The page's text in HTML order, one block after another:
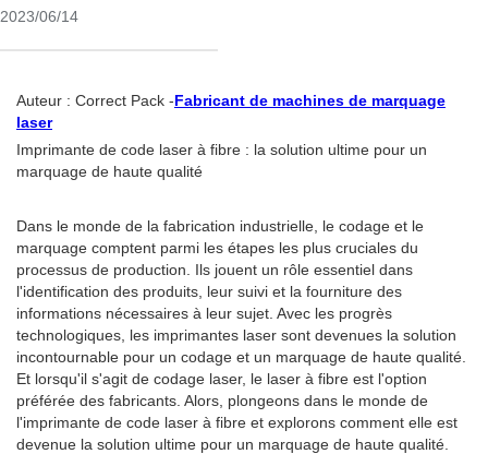
2023/06/14
Auteur : Correct Pack -Fabricant de machines de marquage
laser
Imprimante de code laser à fibre : la solution ultime pour un
marquage de haute qualité
Dans le monde de la fabrication industrielle, le codage et le
marquage comptent parmi les étapes les plus cruciales du
processus de production. Ils jouent un rôle essentiel dans
l'identification des produits, leur suivi et la fourniture des
informations nécessaires à leur sujet. Avec les progrès
technologiques, les imprimantes laser sont devenues la solution
incontournable pour un codage et un marquage de haute qualité.
Et lorsqu'il s'agit de codage laser, le laser à fibre est l'option
préférée des fabricants. Alors, plongeons dans le monde de
l'imprimante de code laser à fibre et explorons comment elle est
devenue la solution ultime pour un marquage de haute qualité.